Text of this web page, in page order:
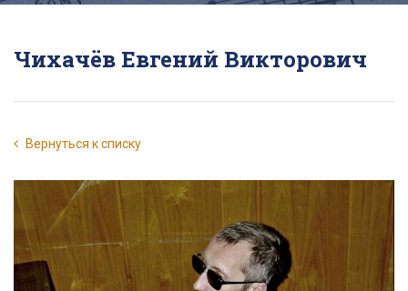
Чихачёв Евгений Викторович
Вернуться к списку